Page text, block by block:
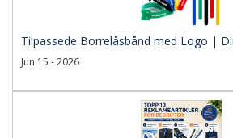
Tilpassede Borrelåsbånd med Logo |
Jun 15 - 2026